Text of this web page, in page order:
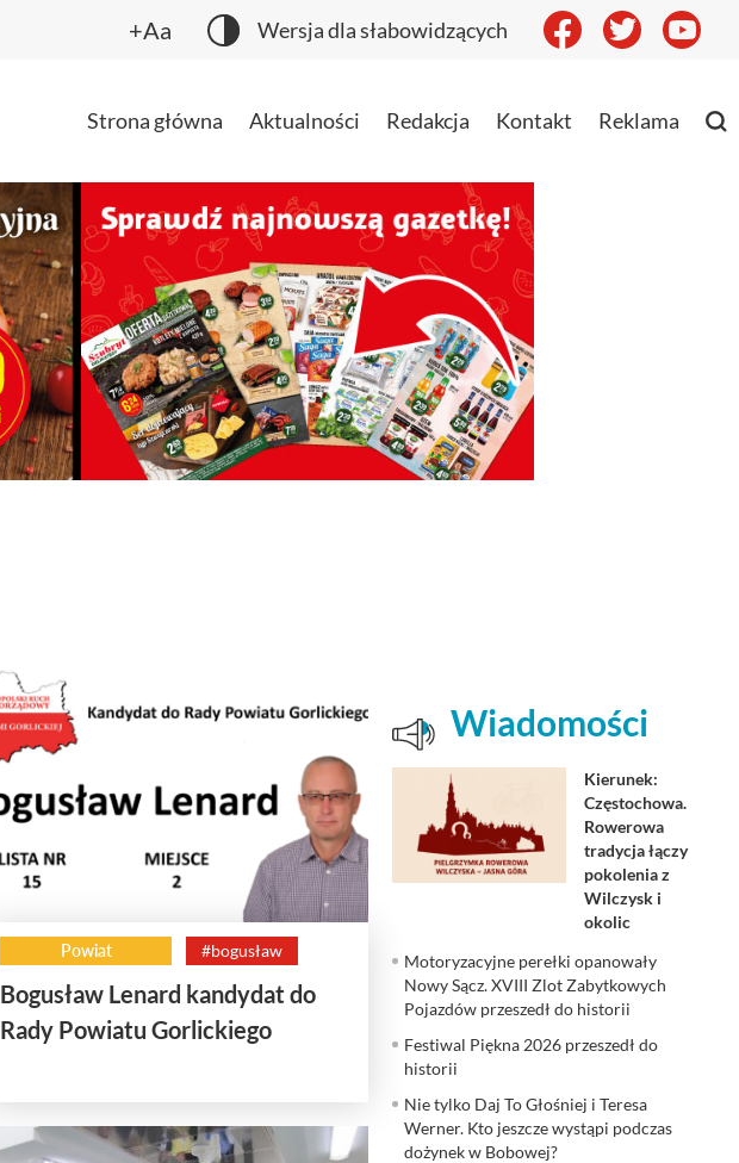
+Aa Wersja dla słabowidzących
Strona główna Aktualności Redakcja Kontakt Reklama
Powiat #bogusław
Bogusław Lenard kandydat do
Rady Powiatu Gorlickiego
Wiadomości
Kierunek:
Częstochowa.
Rowerowa
tradycja łączy
pokolenia z
Wilczysk i
okolic
Motoryzacyjne perełki opanowały
Nowy Sącz. XVIII Zlot Zabytkowych
Pojazdów przeszedł do historii
Festiwal Piękna 2026 przeszedł do
historii
Nie tylko Daj To Głośniej i Teresa
Werner. Kto jeszcze wystąpi podczas
dożynek w Bobowej?